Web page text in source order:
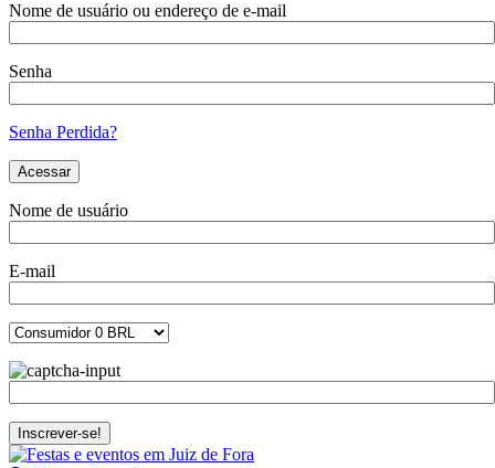
Nome de usuário ou endereço de e-mail
Senha
Senha Perdida?
Nome de usuário
E-mail